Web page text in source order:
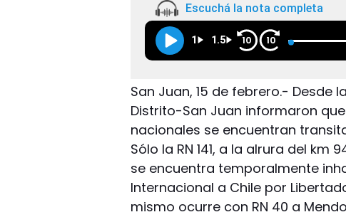
Escuchá la nota completa
1 1.5 10 10
San Juan, 15 de febrero.- Desde
Distrito-San Juan informaron
nacionales se encuentran
Sólo la RN 141, a la alrura del km
se encuentra temporalmente
Internacional a Chile por
mismo ocurre con RN 40 a